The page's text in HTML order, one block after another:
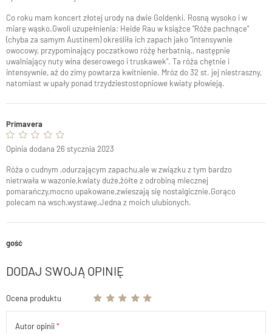
Co roku mam koncert złotej urody na dwie Goldenki. Rosną wysoko i w
miarę wąsko.Gwoli uzupełnienia: Heide Rau w książce "Róże pachnące"
(chyba za samym Austinem) określiła ich zapach jako "intensywnie
owocowy, przypominający poczatkowo różę herbatnią,, następnie
uwalniający nuty wina deserowego i truskawek". Ta róża chętnie i
intensywnie, aż do zimy powtarza kwitnienie. Mróz do 32 st. jej niestraszny,
natomiast w upały ponad trzydziestostopniowe kwiaty płowieją.
Primavera
Róża o cudnym ,odurzającym zapachu,ale w związku z tym bardzo
nietrwała w wazonie,kwiaty duże,żółte z odrobiną mlecznej
pomarańczy,mocno upakowane,zwieszają się nostalgicznie.Gorąco
polecam na wsch.wystawę.Jedna z moich ulubionych.
gość
Opinia dodana 26 stycznia 2023
DODAJ SWOJĄ OPINIĘ
Ocena produktu
Autor opinii